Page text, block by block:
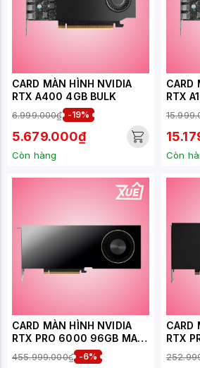
CARD MÀN HÌNH NVIDIA
RTX A400 4GB BULK
6.999.000₫ -19%
5.679.000₫
Còn hàng
CARD
RTX
Còn
CARD MÀN HÌNH NVIDIA
RTX PRO 6000 96GB MAX-
Q (LEADTEK)
455.999.000₫ -6%
CARD
RTX